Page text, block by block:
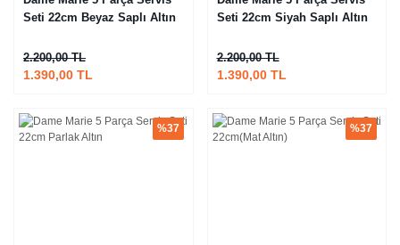
Seti 22cm Beyaz Saplı Altın
2.200,00 TL
1.390,00 TL
Seti 22cm Siyah Saplı Altın
2.200,00 TL
1.390,00 TL
%37 %37